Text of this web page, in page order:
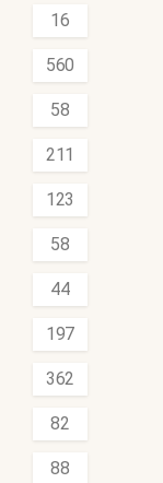
16
560
58
211
123
58
44
197
362
82
88